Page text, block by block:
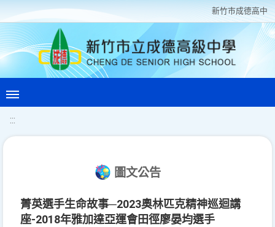
新竹巿成德高中
:::
圖文公告
菁英選手生命故事─2023奧林匹克精神巡迴講
座-2018年雅加達亞運會田徑廖晏均選手